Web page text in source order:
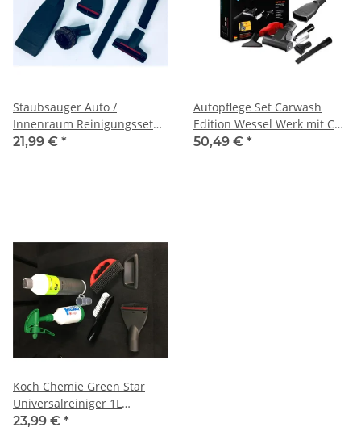
Staubsauger Auto /
Innenraum Reinigungsset
passend für alle Kärcher
and Wet Dry Vacuum
Cleaner
21,99 € *
Autopflege Set Carwash
Edition Wessel Werk mit Car
Wash Adapter für
50,49 € *
Koch Chemie Green Star
Universalreiniger 1L
Teppich Reinigung Set - 6
23,99 € *